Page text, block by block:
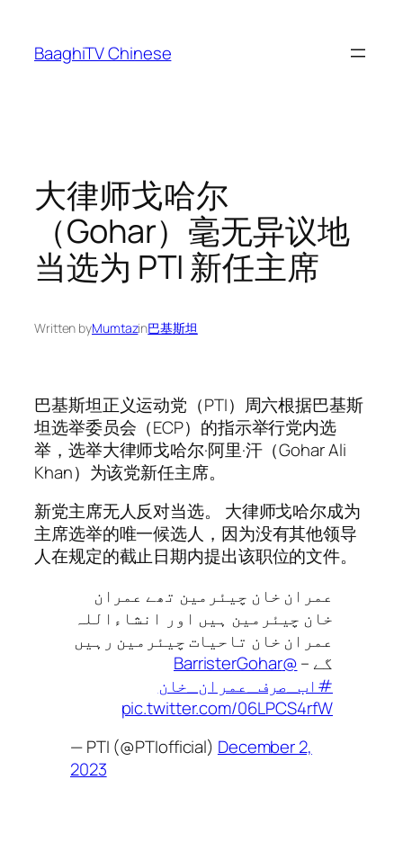
content
BaaghiTV Chinese
大律师戈哈尔
（Gohar）毫无异议地
当选为 PTI 新任主席
Written byMumtazin巴基斯坦
巴基斯坦正义运动党（PTI）周六根据巴基斯
坦选举委员会（ECP）的指示举行党内选
举，选举大律师戈哈尔·阿里·汗（Gohar Ali
Khan）为该党新任主席。
新党主席无人反对当选。 大律师戈哈尔成为
主席选举的唯一候选人，因为没有其他领导
人在规定的截止日期内提出该职位的文件。
عمران خان چیئرمین تھے عمران
خان چیئرمین ہیں اور انشاءاللہ
عمران خان تاحیات چیئرمین رہیں
گے –@BarristerGohar
#اب_صرف_عمران_خان
pic.twitter.com/06LPCS4rfW
— PTI (@PTIofficial) December 2,
2023